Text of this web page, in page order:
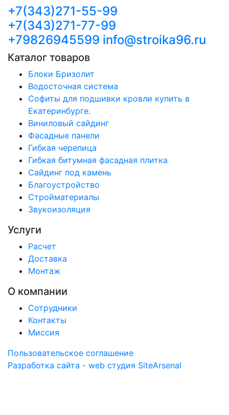
+7(343)271-55-99
+7(343)271-77-99
+79826945599 info@stroika96.ru
Каталог товаров
Блоки Бризолит
Водосточная система
Софиты для подшивки кровли купить в
Екатеринбурге.
Виниловый сайдинг
Фасадные панели
Гибкая черепица
Гибкая битумная фасадная плитка
Сайдинг под камень
Благоустройство
Стройматериалы
Звукоизоляция
Услуги
Расчет
Доставка
Монтаж
О компании
Сотрудники
Контакты
Миссия
Пользовательское соглашение
Разработка сайта - web студия SiteArsenal